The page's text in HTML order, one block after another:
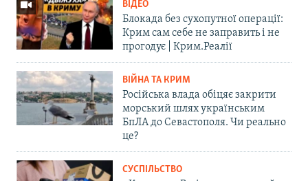
ВІДЕО
Блокада без сухопутної операції:
Крим сам себе не заправить і не
прогодує | Крим.Реалії
ВІЙНА ТА КРИМ
Російська влада обіцяє закрити
морський шлях українським
БпЛА до Севастополя. Чи реально
це?
СУСПІЛЬСТВО